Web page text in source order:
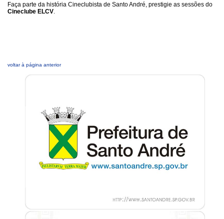
Faça parte da história Cineclubista de Santo André, prestigie as sessões do
Cineclube ELCV
voltar à página anterior